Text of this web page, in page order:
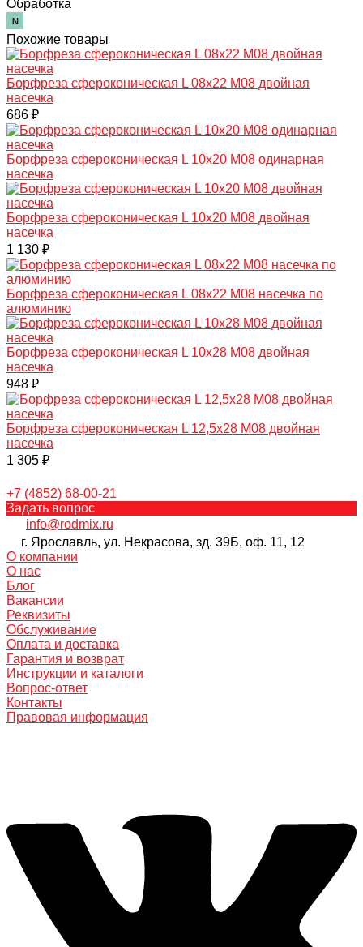
Обработка
Похожие товары
Борфреза сфероконическая L 08х22 M08 двойная
насечка
686 ₽
Борфреза сфероконическая L 10х20 M08 одинарная
насечка
Борфреза сфероконическая L 10х20 M08 двойная
насечка
1 130 ₽
Борфреза сфероконическая L 08х22 M08 насечка по
алюминию
Борфреза сфероконическая L 10х28 M08 двойная
насечка
948 ₽
Борфреза сфероконическая L 12,5х28 M08 двойная
насечка
1 305 ₽
+7 (4852) 68-00-21
Задать вопрос
info@rodmix.ru
г. Ярославль, ул. Некрасова, зд. 39Б, оф. 11, 12
О компании
О нас
Блог
Вакансии
Реквизиты
Обслуживание
Оплата и доставка
Гарантия и возврат
Инструкции и каталоги
Вопрос-ответ
Контакты
Правовая информация